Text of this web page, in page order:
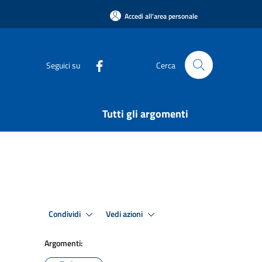
Accedi all'area personale
Seguici su Cerca
Tutti gli argomenti
Condividi Vedi azioni
Argomenti: